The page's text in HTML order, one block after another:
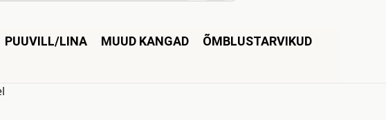
PUUVILL/LINA MUUD KANGAD
ÕMBLUSTARVIKUD